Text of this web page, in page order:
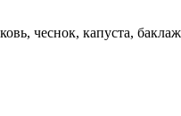
чеснок, капуста,